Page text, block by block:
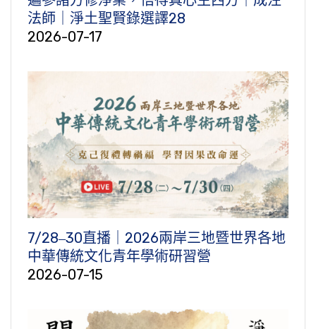
法師｜淨土聖賢錄選譯28
2026-07-17
7/28‒30直播｜2026兩岸三地暨世界各地
中華傳統文化青年學術研習營
2026-07-15